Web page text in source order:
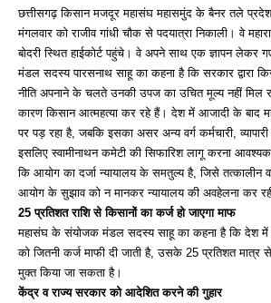
छत्तीसगढ़ किसान मजदूर महासंघ महासमुंद के बैनर तले
मंगलवार को राजीव गांधी चौक से पदयात्रा निकाली। वे
बोदरी स्थित हाईकोर्ट पहुंचे। वे अपने साथ एक ज्ञापन
मंडल सदस्य पारसनाथ साहू का कहना है कि सरकार द्वारा
नीति अपनाने के चलते उनकी उपज का उचित मूल्य नहीं मिल
कारण किसान आत्महत्या कर रहे हैं। देश में आजादी के बाद
पर पड़ रहा है, जबकि इसका असर अन्य वर्ग कर्मचारी,
इसलिए स्वामीनाथन कमेटी की सिफारिश लागू करना
कि आयोग का दर्जा न्यायालय के समतुल्य है, जिसे तत्कालीन व
आयोग के सुझाव को न मानकर न्यायालय की अवहेलना कर
25 प्रतिशत राशि से किसानों का कर्ज हो जाएगा माफ
महासंघ के संयोजक मंडल सदस्य साहू का कहना है कि देश में
को जितनी कर्ज माफी दी जाती है, उसके 25 प्रतिशत मात्र
मुक्त किया जा सकता है।
केंद्र व राज्य सरकार को आदेशित करने की गुहार